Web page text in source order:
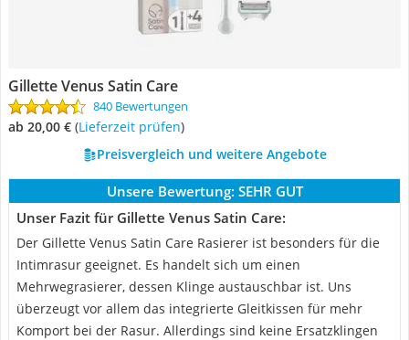
Gillette Venus Satin Care
840 Bewertungen
ab 20,00 € (Lieferzeit prüfen)
Preisvergleich und weitere Angebote
Unsere Bewertung: SEHR GUT
Unser Fazit für Gillette Venus Satin Care:
Der Gillette Venus Satin Care Rasierer ist besonders für die
Intimrasur geeignet. Es handelt sich um einen
Mehrwegrasierer, dessen Klinge austauschbar ist. Uns
überzeugt vor allem das integrierte Gleitkissen für mehr
Komport bei der Rasur. Allerdings sind keine Ersatzklingen